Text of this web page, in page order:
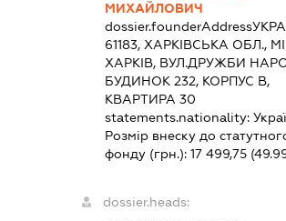
МИХАЙЛОВИЧ
dossier.founderAddress
61183, ХАРКІВСЬКА ОБЛ.,
ХАРКІВ, ВУЛ.ДРУЖБИ
БУДИНОК 232, КОРПУС В,
КВАРТИРА 30
statements.nationality:
Розмір внеску до
фонду (грн.):17 499,75
dossier.heads: